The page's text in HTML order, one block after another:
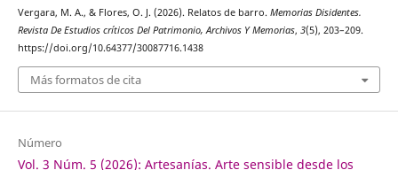
Vergara, M. A., & Flores, O. J. (2026). Relatos de barro. Memorias Disidentes.
Revista De Estudios críticos Del Patrimonio, Archivos Y Memorias, 3(5), 203–209.
https://doi.org/10.64377/30087716.1438
Más formatos de cita
Número
Vol. 3 Núm. 5 (2026): Artesanías. Arte sensible desde los